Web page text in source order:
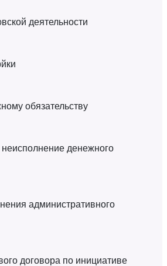
деятельности
обязательству
неисполнение денежного
административного
договора по инициативе